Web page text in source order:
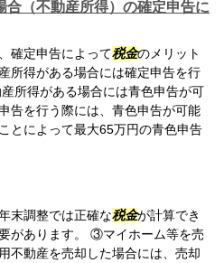
合（不動産所得）の確定申告に
確定申告によって税金のメリット
所得がある場合には確定申告を行
所得がある場合には青色申告が可
告を行う際には、青色申告が可能
とによって最大65万円の青色申告
末調整では正確な税金が計算でき
があります。 ③マイホーム等を売
不動産を売却した場合には、売却